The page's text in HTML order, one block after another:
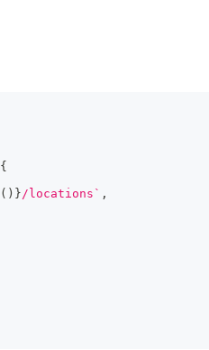
{
( ) } /locations ` ,